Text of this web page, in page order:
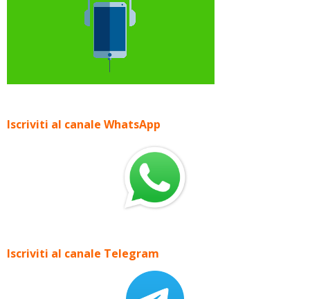
Iscriviti al canale WhatsApp
Iscriviti al canale Telegram